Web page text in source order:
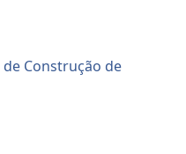
Construção de